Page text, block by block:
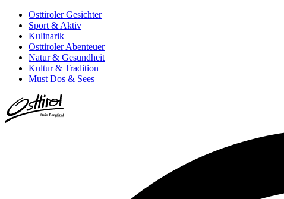
Osttiroler Gesichter
Sport & Aktiv
Kulinarik
Osttiroler Abenteuer
Natur & Gesundheit
Kultur & Tradition
Must Dos & Sees